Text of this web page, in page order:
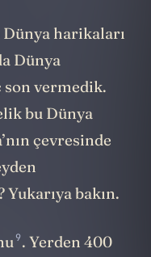
Dünya harikaları
Dünya
son vermedik.
bu Dünya
çevresinde
Yukarıya bakın.
9. Yerden 400